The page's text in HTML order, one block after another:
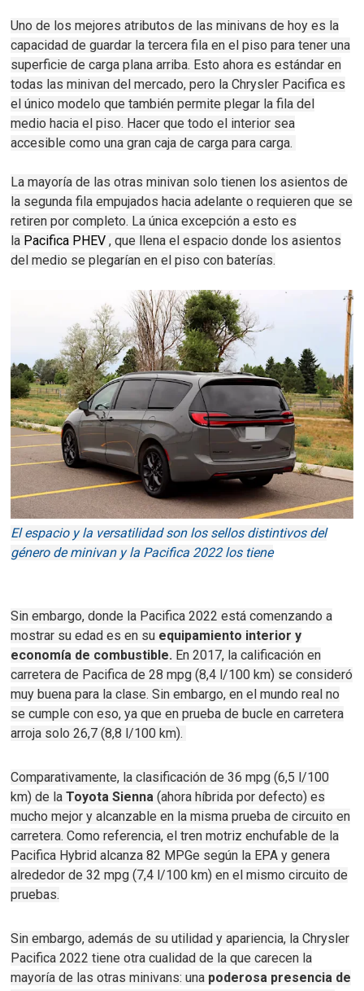
Uno de los mejores atributos de las minivans de hoy es la
capacidad de guardar la tercera fila en el piso para tener una
superficie de carga plana arriba. Esto ahora es estándar en
todas las minivan del mercado, pero la Chrysler Pacifica es
el único modelo que también permite plegar la fila del
medio hacia el piso. Hacer que todo el interior sea
accesible como una gran caja de carga para carga.
La mayoría de las otras minivan solo tienen los asientos de
la segunda fila empujados hacia adelante o requieren que se
retiren por completo. La única excepción a esto es
la Pacifica PHEV , que llena el espacio donde los asientos
del medio se plegarían en el piso con baterías.
El espacio y la versatilidad son los sellos distintivos del
género de minivan y la Pacifica 2022 los tiene
Sin embargo, donde la Pacifica 2022 está comenzando a
mostrar su edad es en su equipamiento interior y
economía de combustible. En 2017, la calificación en
carretera de Pacifica de 28 mpg (8,4 l/100 km) se consideró
muy buena para la clase.Sin embargo, en el mundo real no
se cumple con eso, yaque en prueba de bucle en carretera
arroja solo 26,7 (8,8 l/100 km).
Comparativamente, la clasificación de 36 mpg (6,5 l/100
km) de laToyota Sienna (ahora híbrida por defecto) es
mucho mejor y alcanzable en la misma prueba de circuito en
carretera.Como referencia, el tren motriz enchufable de la
Pacifica Hybrid alcanza 82 MPGe según la EPA y genera
alrededor de 32 mpg (7,4 l/100 km) en el mismo circuito de
pruebas.
Sin embargo, además de su utilidad y apariencia, la Chrysler
Pacifica 2022 tiene otra cualidad de la que carecen la
mayoría de las otras minivans: una poderosa presencia de